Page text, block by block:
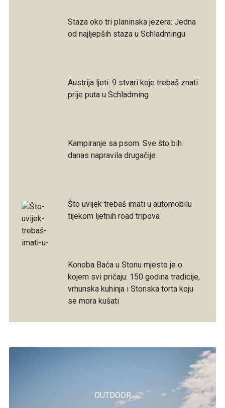
Staza oko tri planinska jezera: Jedna
od najljepših staza u Schladmingu
Austrija ljeti: 9 stvari koje trebaš znati
prije puta u Schladming
Kampiranje sa psom: Sve što bih
danas napravila drugačije
Što uvijek trebaš imati u automobilu
tijekom ljetnih road tripova
Konoba Baća u Stonu mjesto je o
kojem svi pričaju: 150 godina tradicije,
vrhunska kuhinja i Stonska torta koju
se mora kušati
OUTDOOR